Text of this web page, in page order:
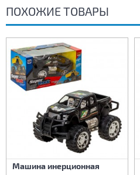
ПОХОЖИЕ ТОВАРЫ
Машина инерционная